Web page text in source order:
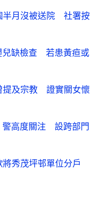
半月沒被送院 社署按
兒缺檢查 若患黃疸或
提及宗教 證實關女懷
高度關注 設跨部門
將秀茂坪邨單位分戶